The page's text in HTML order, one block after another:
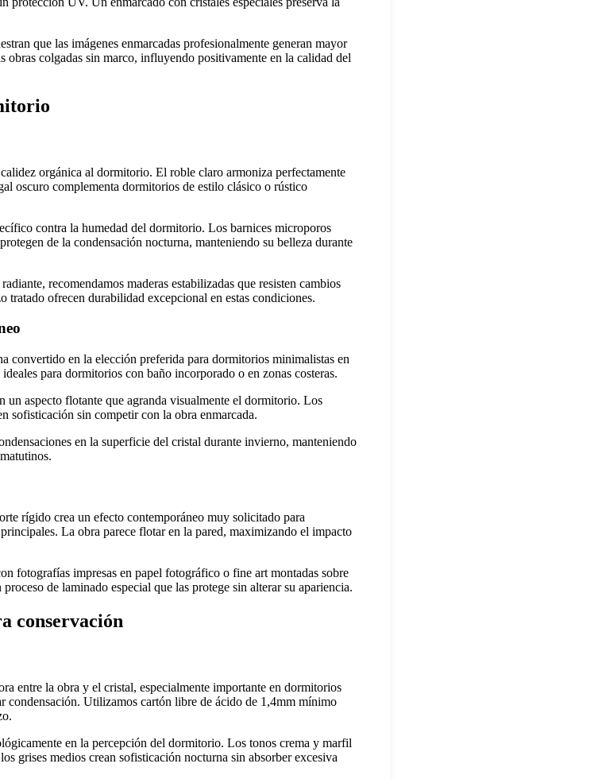
que las imágenes enmarcadas profesionalmente generan mayor
obras colgadas sin marco, influyendo positivamente en la calidad del
orgánica al dormitorio. El roble claro armoniza perfectamente
oscuro complementa dormitorios de estilo clásico o rústico
contra la humedad del dormitorio. Los barnices microporos
de la condensación nocturna, manteniendo su belleza durante
recomendamos maderas estabilizadas que resisten cambios
tratado ofrecen durabilidad excepcional en estas condiciones.
convertido en la elección preferida para dormitorios minimalistas en
para dormitorios con baño incorporado o en zonas costeras.
un aspecto flotante que agranda visualmente el dormitorio. Los
sofisticación sin competir con la obra enmarcada.
en la superficie del cristal durante invierno, manteniendo
rígido crea un efecto contemporáneo muy solicitado para
La obra parece flotar en la pared, maximizando el impacto
fotografías impresas en papel fotográfico o fine art montadas sobre
de laminado especial que las protege sin alterar su apariencia.
conservación
entre la obra y el cristal, especialmente importante en dormitorios
condensación. Utilizamos cartón libre de ácido de 1,4mm mínimo
en la percepción del dormitorio. Los tonos crema y marfil
grises medios crean sofisticación nocturna sin absorber excesiva